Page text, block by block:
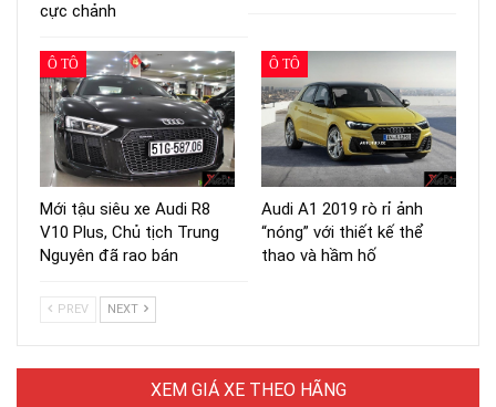
cực chảnh
Ô TÔ
Mới tậu siêu xe Audi R8
V10 Plus, Chủ tịch Trung
Nguyên đã rao bán
Ô TÔ
Audi A1 2019 rò rỉ ảnh
“nóng” với thiết kế thể
thao và hầm hố
PREV NEXT
XEM GIÁ XE THEO HÃNG